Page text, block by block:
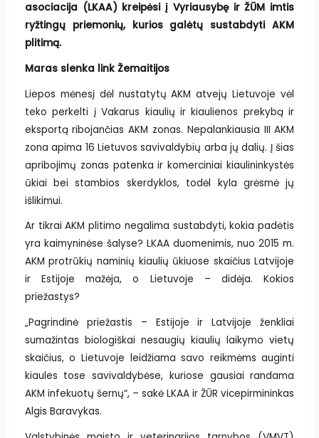
asociacija (LKAA) kreipėsi į Vyriausybę ir ŽŪM imtis
ryžtingų priemonių, kurios galėtų sustabdyti AKM
plitimą.
Maras slenka link Žemaitijos
Liepos mėnesį dėl nustatytų AKM atvejų Lietuvoje vėl
teko perkelti į Vakarus kiaulių ir kiaulienos prekybą ir
eksportą ribojančias AKM zonas. Nepalankiausia III AKM
zona apima 16 Lietuvos savivaldybių arba jų dalių. Į šias
apribojimų zonas patenka ir komerciniai kiaulininkystės
ūkiai bei stambios skerdyklos, todėl kyla grėsmė jų
išlikimui.
Ar tikrai AKM plitimo negalima sustabdyti, kokia padėtis
yra kaimyninėse šalyse? LKAA duomenimis, nuo 2015 m.
AKM protrūkių naminių kiaulių ūkiuose skaičius Latvijoje
ir Estijoje mažėja, o Lietuvoje – didėja. Kokios
priežastys?
„Pagrindinė priežastis – Estijoje ir Latvijoje ženkliai
sumažintas biologiškai nesaugių kiaulių laikymo vietų
skaičius, o Lietuvoje leidžiama savo reikmėms auginti
kiaules tose savivaldybėse, kuriose gausiai randama
AKM infekuotų šernų“, – sakė LKAA ir ŽŪR vicepirmininkas
Algis Baravykas.